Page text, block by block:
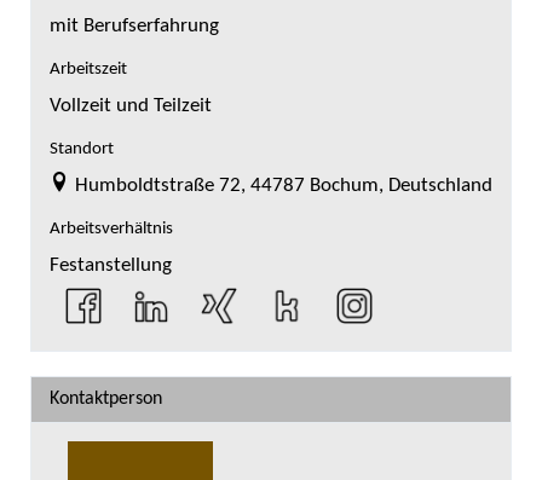
mit Berufserfahrung
Arbeitszeit
Vollzeit und Teilzeit
Standort
Humboldtstraße 72, 44787 Bochum, Deutschland
Arbeitsverhältnis
Festanstellung
Kontaktperson